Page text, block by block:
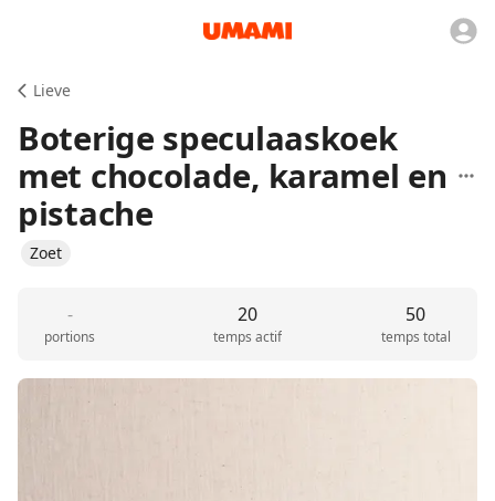
Lieve
Boterige speculaaskoek
met chocolade, karamel en
pistache
Zoet
-
portions
20
temps actif
50
temps total